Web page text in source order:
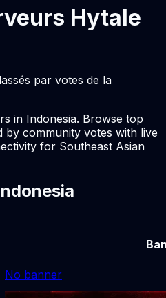
Hytale
par votes de la
in Indonesia. Browse top
by community votes with live
for Southeast Asian
No banner